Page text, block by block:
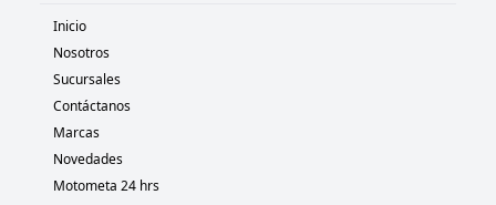
Inicio
Nosotros
Sucursales
Contáctanos
Marcas
Novedades
Motometa 24 hrs